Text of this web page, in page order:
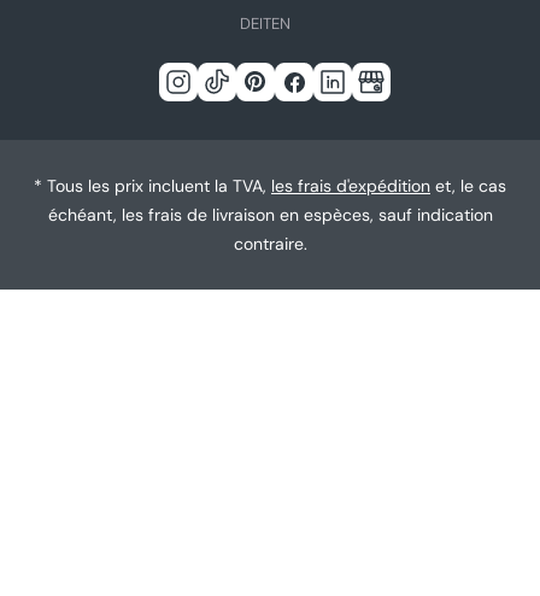
L
n
e
DE EN
IT
Instagram
TIC PinterestFacebook
LinkedinGoogle
* Tous les prix incluent la TVA, les frais d'expédition et, le cas
échéant, les frais de livraison en espèces, sauf indication
contraire.